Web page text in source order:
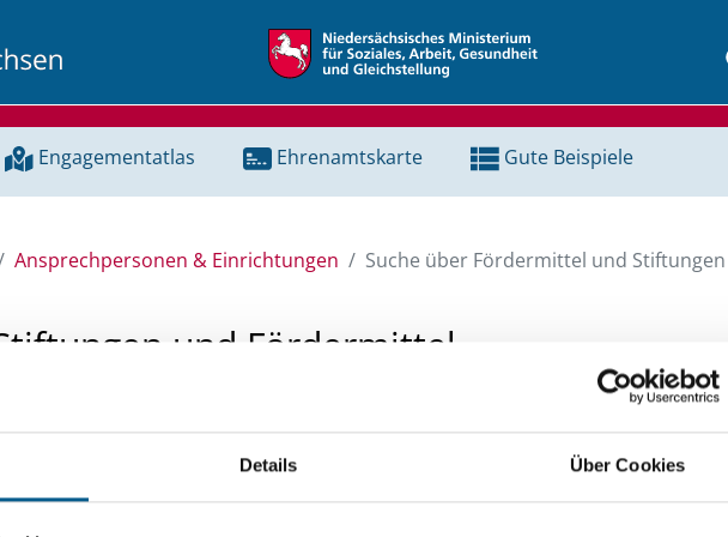
Details Über Cookies
Engagementatlas Ehrenamtskarte Gute Beispiele
Ansprechpersonen & Einrichtungen Suche über Fördermittel und Stiftungen
und Fördermittel
und Stiftungsdatenbank recherchieren. Bei der Suche bitte die Groß- und